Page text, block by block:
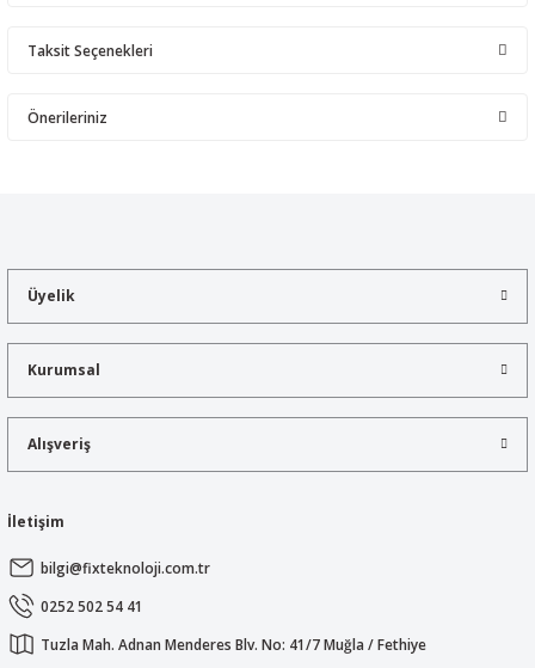
Taksit Seçenekleri
Önerileriniz
Ürün açıklamasında eksik bilgiler bulunuyor.
Ürün bilgilerinde hatalar bulunuyor.
Bu ürüne benzer farklı alternatifler olmalı.
Üyelik
Kurumsal
Alışveriş
İletişim
bilgi@fixteknoloji.com.tr
0252 502 54 41
Tuzla Mah. Adnan Menderes Blv. No: 41/7 Muğla / Fethiye